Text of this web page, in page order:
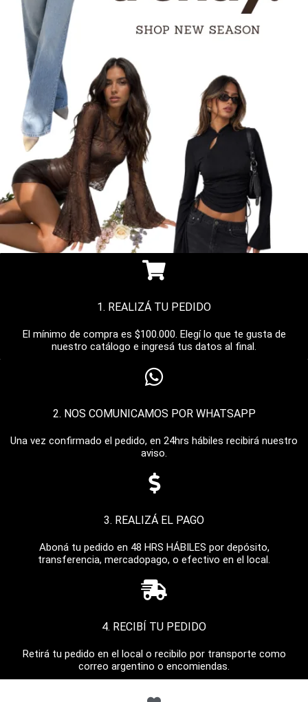
1. REALIZÁ TU PEDIDO
El mínimo de compra es $100.000. Elegí lo que te gusta de
nuestro catálogo e ingresá tus datos al final.
2. NOS COMUNICAMOS POR WHATSAPP
Una vez confirmado el pedido, en 24hrs hábiles recibirá nuestro
aviso.
3. REALIZÁ EL PAGO
Aboná tu pedido en 48 HRS HÁBILES por depósito,
transferencia, mercadopago, o efectivo en el local.
4. RECIBÍ TU PEDIDO
Retirá tu pedido en el local o recibilo por transporte como
correo argentino o encomiendas.